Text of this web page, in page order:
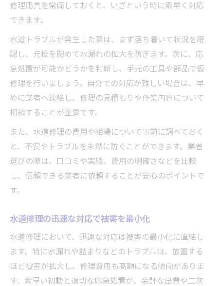
修理用具を常備しておくと、いざという時に素早く対応
できます。
水道トラブルが発生した際は、まず落ち着いて状況を確
認し、元栓を閉めて水漏れの拡大を防ぎます。次に、応
急処置が可能かどうかを判断し、手元の工具や部品で仮
修理を行いましょう。自分での対応が難しい場合は、早
めに業者へ連絡し、修理の見積もりや作業内容について
相談することが重要です。
また、水道修理の費用や相場について事前に調べておく
と、不安やトラブルを未然に防ぐことができます。業者
選びの際は、口コミや実績、費用の明確さなどを比較
し、信頼できる業者に依頼することが安心のポイントで
す。
水道修理の迅速な対応で被害を最小化
水道修理において、迅速な対応は被害の最小化に直結し
ます。特に水漏れや詰まりなどのトラブルは、放置する
ほど被害が拡大し、修理費用も高額になる傾向がありま
す。素早い初動と適切な応急処置が、余計な出費や二次